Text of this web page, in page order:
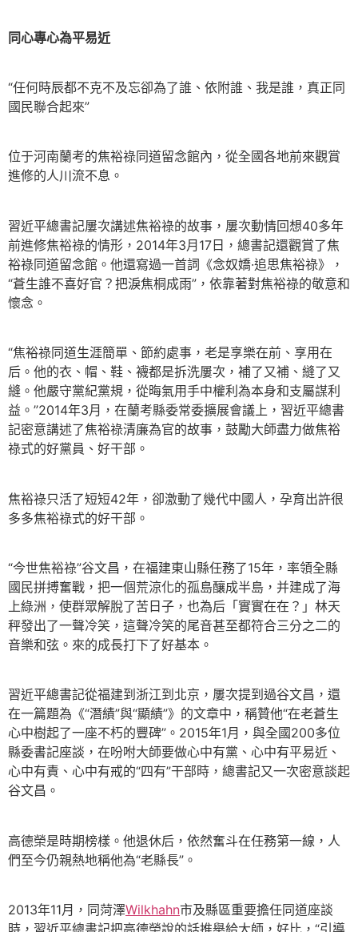
同心專心為平易近
“任何時辰都不克不及忘卻為了誰、依附誰、我是誰，真正同
國民聯合起來”
位于河南蘭考的焦裕祿同道留念館內，從全國各地前來觀賞
進修的人川流不息。
習近平總書記屢次講述焦裕祿的故事，屢次動情回想40多年
前進修焦裕祿的情形，2014年3月17日，總書記還觀賞了焦
裕祿同道留念館。他還寫過一首詞《念奴嬌·追思焦裕祿》，
“蒼生誰不喜好官？把淚焦桐成雨”，依靠著對焦裕祿的敬意和
懷念。
“焦裕祿同道生涯簡單、節約處事，老是享樂在前、享用在
后。他的衣、帽、鞋、襪都是拆洗屢次，補了又補、縫了又
縫。他嚴守黨紀黨規，從晦氣用手中權利為本身和支屬謀利
益。”2014年3月，在蘭考縣委常委擴展會議上，習近平總書
記密意講述了焦裕祿清廉為官的故事，鼓勵大師盡力做焦裕
祿式的好黨員、好干部。
焦裕祿只活了短短42年，卻激動了幾代中國人，孕育出許很
多多焦裕祿式的好干部。
“今世焦裕祿”谷文昌，在福建東山縣任務了15年，率領全縣
國民拼搏奮戰，把一個荒涼化的孤島釀成半島，并建成了海
上綠洲，使群眾解脫了苦日子，也為后「實實在在？」林天
秤發出了一聲冷笑，這聲冷笑的尾音甚至都符合三分之二的
音樂和弦。來的成長打下了好基本。
習近平總書記從福建到浙江到北京，屢次提到過谷文昌，還
在一篇題為《“潛績”與“顯績”》的文章中，稱贊他“在老蒼生
心中樹起了一座不朽的豐碑”。2015年1月，與全國200多位
縣委書記座談，在吩咐大師要做心中有黨、心中有平易近、
心中有責、心中有戒的“四有”干部時，總書記又一次密意談起
谷文昌。
高德榮是時期榜樣。他退休后，依然奮斗在任務第一線，人
們至今仍親熱地稱他為“老縣長”。
2013年11月，同菏澤Wilkhahn市及縣區重要擔任同道座談